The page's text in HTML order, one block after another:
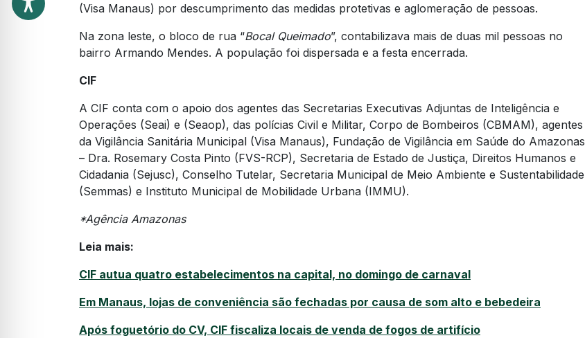
(Visa Manaus) por descumprimento das medidas protetivas e aglomeração de pessoas.
Na zona leste, o bloco de rua “Bocal Queimado”, contabilizava mais de duas mil pessoas no
bairro Armando Mendes. A população foi dispersada e a festa encerrada.
CIF
A CIF conta com o apoio dos agentes das Secretarias Executivas Adjuntas de Inteligência e
Operações (Seai) e (Seaop), das polícias Civil e Militar, Corpo de Bombeiros (CBMAM), agentes
da Vigilância Sanitária Municipal (Visa Manaus), Fundação de Vigilância em Saúde do Amazonas
– Dra. Rosemary Costa Pinto (FVS-RCP), Secretaria de Estado de Justiça, Direitos Humanos e
Cidadania (Sejusc), Conselho Tutelar, Secretaria Municipal de Meio Ambiente e Sustentabilidade
(Semmas) e Instituto Municipal de Mobilidade Urbana (IMMU).
*Agência Amazonas
Leia mais:
CIF autua quatro estabelecimentos na capital, no domingo de carnaval
Em Manaus, lojas de conveniência são fechadas por causa de som alto e bebedeira
Após foguetório do CV, CIF fiscaliza locais de venda de fogos de artifício